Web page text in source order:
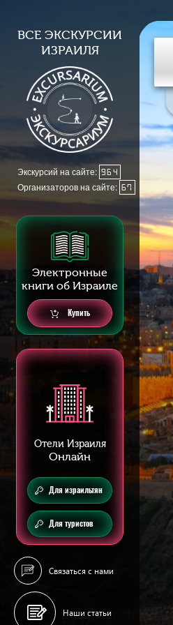
ВСЕ ЭКСКУРСИИ
ИЗРАИЛЯ
Экскурсий на сайте: 964
Организаторов на сайте: 67
Электронные
книги об Израиле
Купить
Отели Израиля
Онлайн
Для израильтян
Для туристов
Связаться с нами
Наши статьи